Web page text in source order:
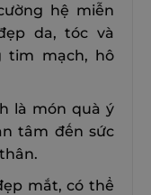
hệ miễn
da, tóc và
tim mạch, hô
là món quà ý
tâm đến sức
mắt, có thể